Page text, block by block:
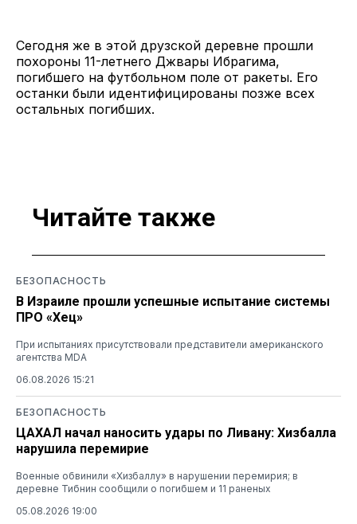
Сегодня же в этой друзской деревне прошли
похороны 11-летнего Джвары Ибрагима,
погибшего на футбольном поле от ракеты. Его
останки были идентифицированы позже всех
остальных погибших.
Читайте также
БЕЗОПАСНОСТЬ
В Израиле прошли успешные испытание системы
ПРО «Хец»
При испытаниях присутствовали представители американского
агентства MDA
06.08.2026 15:21
БЕЗОПАСНОСТЬ
ЦАХАЛ начал наносить удары по Ливану: Хизбалла
нарушила перемирие
Военные обвинили «Хизбаллу» в нарушении перемирия; в
деревне Тибнин сообщили о погибшем и 11 раненых
05.08.2026 19:00